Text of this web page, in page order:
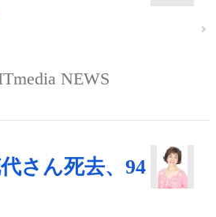
NEWS
さん死去、94